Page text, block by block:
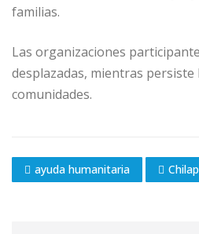
familias.
Las organizaciones
desplazadas, mientras
comunidades.
ayuda humanitaria